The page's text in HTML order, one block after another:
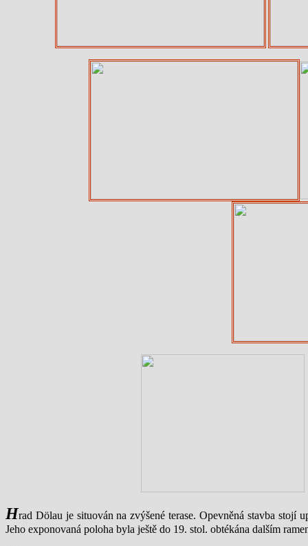
Hrad Dölau je situován na zvýšené terase. Opevněná stavba stojí
Jeho exponovaná poloha byla ještě do 19. stol. obtékána dalším